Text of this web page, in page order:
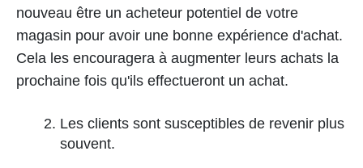
nouveau être un acheteur potentiel de votre
magasin pour avoir une bonne expérience d'achat.
Cela les encouragera à augmenter leurs achats la
prochaine fois qu'ils effectueront un achat.
Les clients sont susceptibles de revenir plus
souvent.